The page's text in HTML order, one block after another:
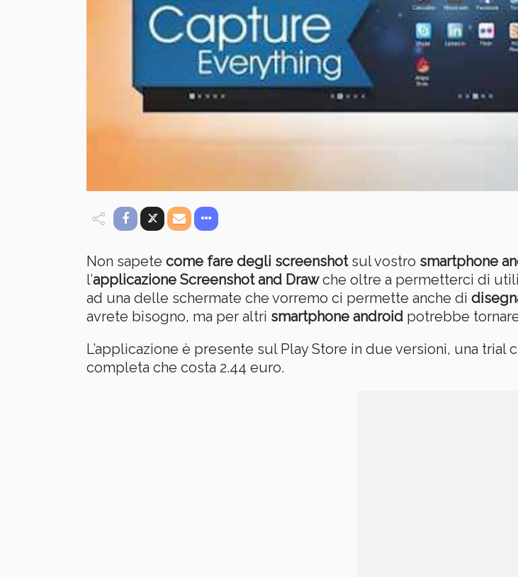
Non sapete come fare degli screenshotsul vostro smartphone
l’applicazione Screenshot and Drawche oltre a permetterci di
ad una delle schermate che vorremo ci permette anche di
avrete bisogno, ma per altri smartphone android potrebbe
L’applicazione è presente sul Play Store in due versioni, una
completa che costa 2.44 euro.